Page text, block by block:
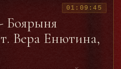
Боярыня
Вера Енютина,
01:09:45